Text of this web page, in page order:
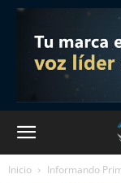
Inicio Informando